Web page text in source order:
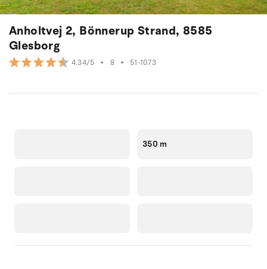
Anholtvej 2, Bönnerup Strand, 8585
Glesborg
4.34/5 • 8 • 51-1073
350 m